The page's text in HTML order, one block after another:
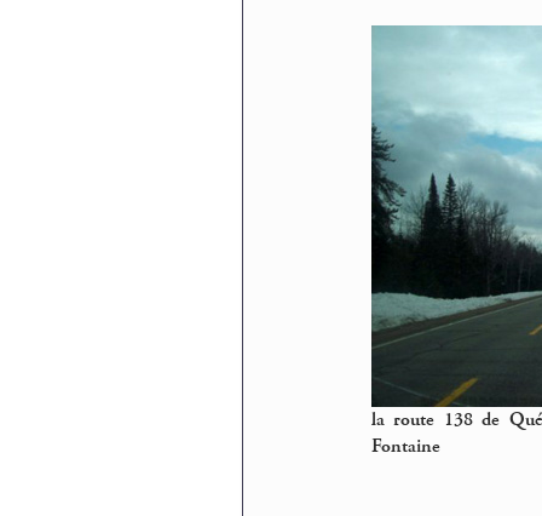
la route 138 de
Fontaine